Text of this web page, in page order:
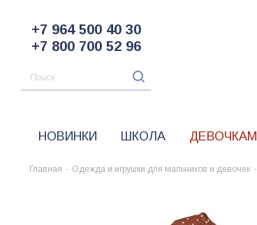
+7 964 500 40 30
+7 800 700 52 96
НОВИНКИ ШКОЛА ДЕВОЧКАМ
Главная - Одежда и игрушки для мальчиков и девочек -